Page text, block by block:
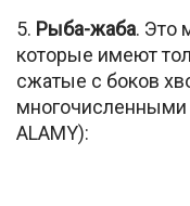
5. Рыба-жаба. Это
которые имеют
сжатые с боков
ALAMY):